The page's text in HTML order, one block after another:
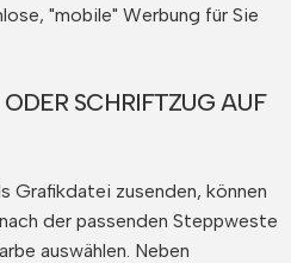
"mobile" Werbung für Sie
SCHRIFTZUG AUF
Grafikdatei zusenden, können
der passenden Steppweste
auswählen. Neben